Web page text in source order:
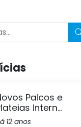
Palcos e
Intern...
12 anos